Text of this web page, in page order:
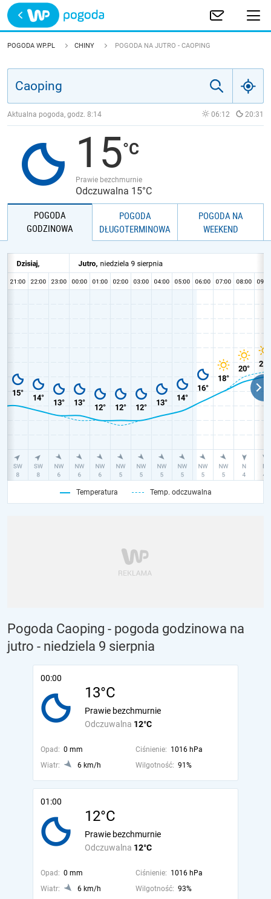
Trwa ładowanie
POLSKA
JAKOŚĆ POWIETRZA
POGODA WP.PL CHINY POGODA NA JUTRO - CAOPING
Aktualna pogoda, godz. 8:14 06:12 20:31
15
Prawie bezchmurnie
Odczuwalna 15°C
POGODA
GODZINOWA
POGODA
DŁUGOTERMINOWA
POGODA NA
WEEKEND
Temperatura Temp. odczuwalna
Pogoda Caoping - pogoda godzinowa na
jutro - niedziela 9 sierpnia
00:00
13°C
Odczuwalna 12°C
Prawie bezchmurnie
Opad: 0 mm Ciśnienie: 1016 hPa
Wiatr:
6 km/h Wilgotność: 91%
01:00
12°C
Odczuwalna 12°C
Prawie bezchmurnie
Opad: 0 mm Ciśnienie: 1016 hPa
Wiatr:
6 km/h Wilgotność: 93%